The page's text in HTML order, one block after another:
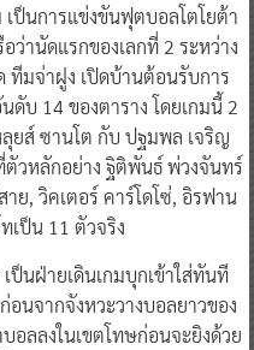
เป็นการแข่งขันฟุตบอลโตโยต้า
านัดแรกของเลกที่ 2 ระหว่าง
ทีมจ่าฝูง เปิดบ้านต้อนรับการ
บ 14 ของตาราง โดยเกมนี้ 2
ยส์ ซานโต กับ ปฐมพล เจริญ
วหลักอย่าง ฐิติพันธ์ พ่วงจันทร์
, วิคเตอร์ คาร์โดโซ่, อิรฟาน
เป็น 11 ตัวจริง
เป็นฝ่ายเดินเกมบุกเข้าใส่ทันที
นจากจังหวะวางบอลยาวของ
อลลงในเขตโทษก่อนจะยิงด้วย